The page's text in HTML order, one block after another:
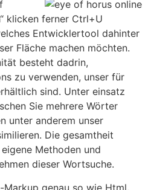
klicken ferner Ctrl+U
Entwicklertool dahinter
Fläche machen möchten.
besteht dadrin,
zu verwenden, unser für
sind. Unter einsatz
Sie mehrere Wörter
unter anderem unser
Die gesamtheit
Methoden und
dieser Wortsuche.
genau so wie Html,